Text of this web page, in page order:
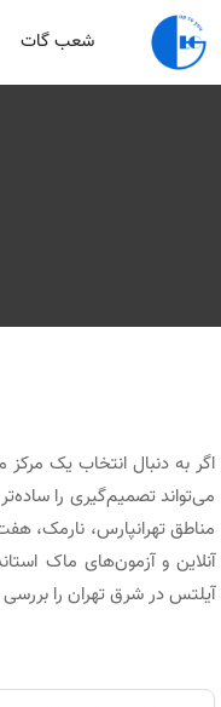
شعب گات
می‌تواند تصمیم‌گیری را
مناطق تهرانپارس، نارمک،
آیلتس در شرق تهران را بررسی